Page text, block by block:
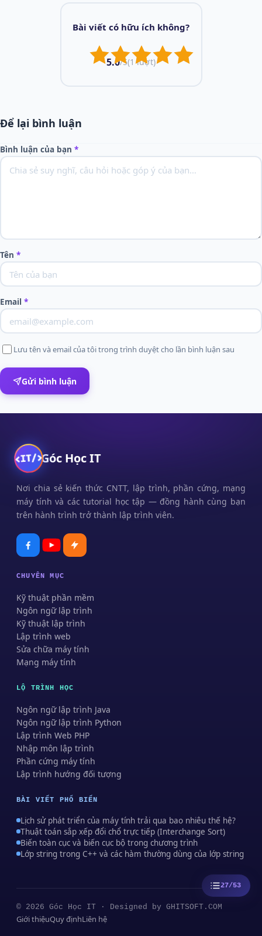
Bài viết có hữu ích không?
5.0/5(1 lượt)
Để lại bình luận
Bình luận của bạn *
Tên *
Email *
Lưu tên và email của tôi trong trình duyệt cho lần bình luận sau
Gửi bình luận
Góc Học IT
Nơi chia sẻ kiến thức CNTT, lập trình, phần cứng, mạng
máy tính và các tutorial học tập — đồng hành cùng bạn
trên hành trình trở thành lập trình viên.
CHUYÊN MỤC
Kỹ thuật phần mềm
Ngôn ngữ lập trình
Kỹ thuật lập trình
Lập trình web
Sửa chữa máy tính
Mạng máy tính
LỘ TRÌNH HỌC
Ngôn ngữ lập trình Java
Ngôn ngữ lập trình Python
Lập trình Web PHP
Nhập môn lập trình
Phần cứng máy tính
Lập trình hướng đối tượng
BÀI VIẾT PHỔ BIẾN
Lịch sử phát triển của máy tính trải qua bao nhiêu thế hệ?
Thuật toán sắp xếp đổi chổ trực tiếp (Interchange Sort)
Biến toàn cục và biến cục bộ trong chương trình
Lớp string trong C++ và các hàm thường dùng của lớp string
© 2026 Góc Học IT · Designed by GHITSOFT.COM
Giới thiệuQuy địnhLiên hệ
27/53